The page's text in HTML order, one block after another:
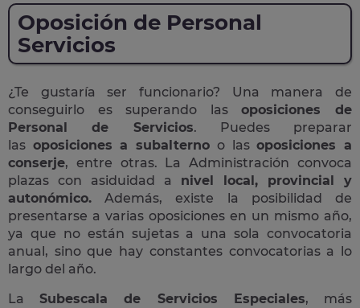
Oposición de Personal
Servicios
¿Te gustaría ser funcionario? Una manera de
conseguirlo es superando lasoposiciones de
Personal de Servicios. Puedes preparar
las oposiciones a subalterno o lasoposiciones a
conserje, entre otras. La Administración convoca
plazas con asiduidad a nivel local, provincial y
autonómico. Además, existe la posibilidad de
presentarse a varias oposiciones en un mismo año,
ya que no están sujetas a una sola convocatoria
anual, sino que hay constantes convocatorias a lo
largo del año.
LaSubescala de Servicios Especiales, más